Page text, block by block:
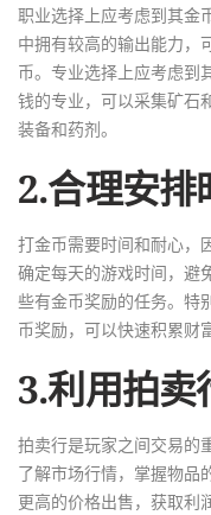
职业选择上应考虑到其金
中拥有较高的输出能力，
币。专业选择上应考虑到
钱的专业，可以采集矿石
装备和药剂。
2.合理安排
打金币需要时间和耐心，
确定每天的游戏时间，避
些有金币奖励的任务。特
币奖励，可以快速积累财富
3.利用拍卖
拍卖行是玩家之间交易的
了解市场行情，掌握物品
更高的价格出售，获取利